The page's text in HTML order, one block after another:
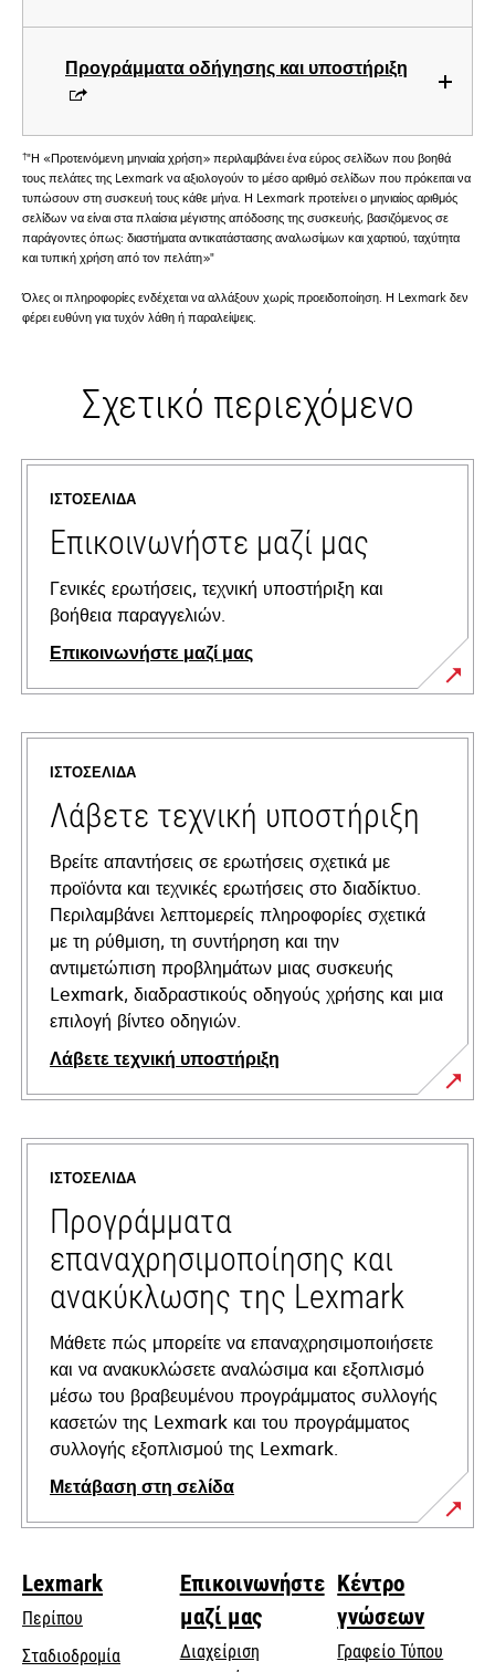
Προγράμματα οδήγησης και υποστήριξη
†"Η «Προτεινόμενη μηνιαία χρήση» περιλαμβάνει ένα εύρος σελίδων που βοηθά
τους πελάτες της Lexmark να αξιολογούν το μέσο αριθμό σελίδων που πρόκειται να
τυπώσουν στη συσκευή τους κάθε μήνα. Η Lexmark προτείνει ο μηνιαίος αριθμός
σελίδων να είναι στα πλαίσια μέγιστης απόδοσης της συσκευής, βασιζόμενος σε
παράγοντες όπως: διαστήματα αντικατάστασης αναλωσίμων και χαρτιού, ταχύτητα
και τυπική χρήση από τον πελάτη»"
Όλες οι πληροφορίες ενδέχεται να αλλάξουν χωρίς προειδοποίηση. Η Lexmark δεν
φέρει ευθύνη για τυχόν λάθη ή παραλείψεις.
Σχετικό περιεχόμενο
ΙΣΤΟΣΕΛΊΔΑ
Επικοινωνήστε μαζί μας
Γενικές ερωτήσεις, τεχνική υποστήριξη και
βοήθεια παραγγελιών.
Επικοινωνήστε μαζί μας
ΙΣΤΟΣΕΛΊΔΑ
Λάβετε τεχνική υποστήριξη
Βρείτε απαντήσεις σε ερωτήσεις σχετικά με
προϊόντα και τεχνικές ερωτήσεις στο διαδίκτυο.
Περιλαμβάνει λεπτομερείς πληροφορίες σχετικά
με τη ρύθμιση, τη συντήρηση και την
αντιμετώπιση προβλημάτων μιας συσκευής
Lexmark, διαδραστικούς οδηγούς χρήσης και μια
επιλογή βίντεο οδηγιών.
Λάβετε τεχνική υποστήριξη
opens
in
new
tab
ΙΣΤΟΣΕΛΊΔΑ
Προγράμματα
επαναχρησιμοποίησης και
ανακύκλωσης της Lexmark
Μάθετε πώς μπορείτε να επαναχρησιμοποιήσετε
και να ανακυκλώσετε αναλώσιμα και εξοπλισμό
μέσω του βραβευμένου προγράμματος συλλογής
κασετών της Lexmark και του προγράμματος
συλλογής εξοπλισμού της Lexmark.
Μετάβαση στη σελίδα
Lexmark
Περίπου
Σταδιοδρομία
Επικοινωνήστε
μαζί μας
Διαχείριση
Κέντρο
γνώσεων
Γραφείο Τύπου